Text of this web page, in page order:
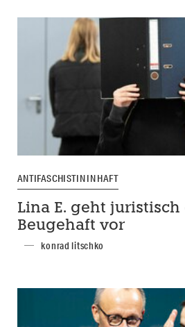
ANTIFASCHISTIN IN HAFT
Lina E. geht juristisch
Beugehaft vor
konrad litschko